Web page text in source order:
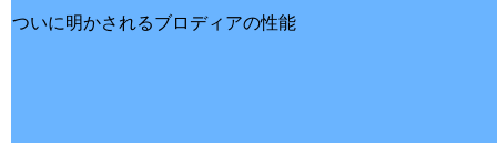
ついに明かされるブロディアの性能